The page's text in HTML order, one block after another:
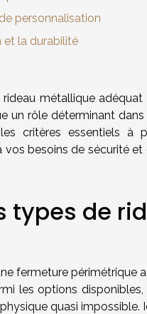
personnalisation
et la durabilité
métallique
un rôle déterminant
critères essentiels à
besoins de sécurité
types de
fermeture périmétrique
les options disponibles,
quasi impossible.